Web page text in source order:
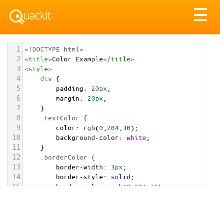
☰
1 <!DOCTYPE html>
2 <title>Color Example</title>
3 <style>
4 div {
5 padding: 20px;
6 margin: 20px;
7 }
8 .textColor {
9 color: rgb(0 204 30);
10 background-color: white;
11 }
12 .borderColor {
13 border-width: 3px;
14 border-style: solid;
15 border-color: rgb(0,204,30);